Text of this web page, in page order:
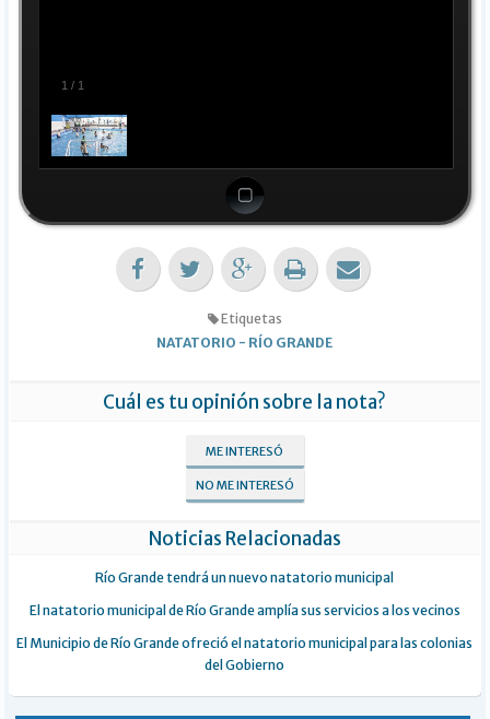
1 / 1
Etiquetas
NATATORIO - RÍO GRANDE
Cuál es tu opinión sobre la nota?
ME INTERESÓ
NO ME INTERESÓ
Noticias Relacionadas
Río Grande tendrá un nuevo natatorio municipal
El natatorio municipal de Río Grande amplía sus servicios a los vecinos
El Municipio de Río Grande ofreció el natatorio municipal para las colonias
del Gobierno